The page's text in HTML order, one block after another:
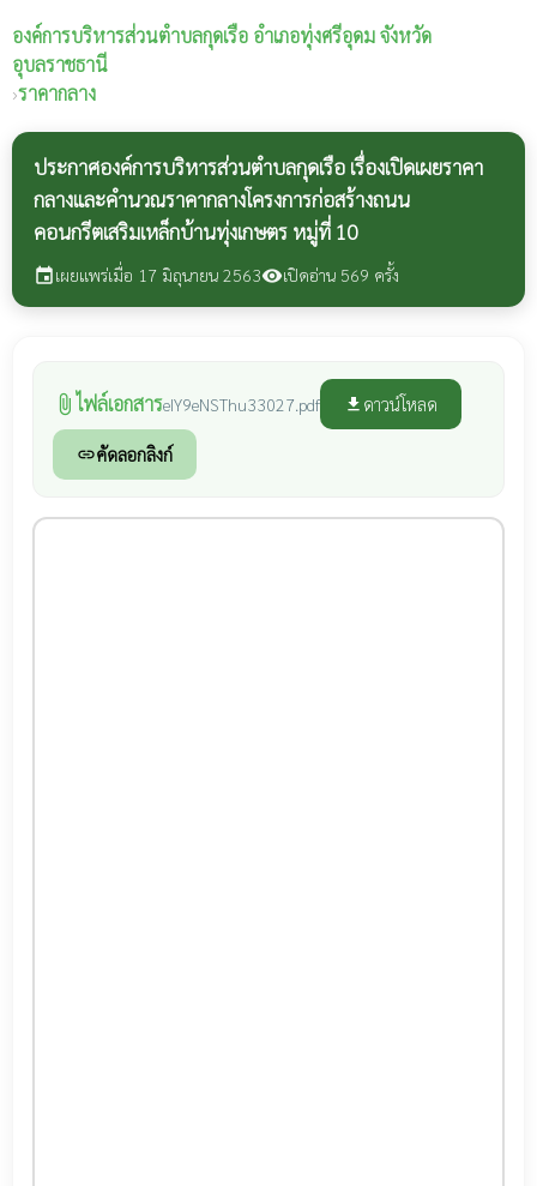
องค์การบริหารส่วนตำบลกุดเรือ อำเภอทุ่งศรีอุดม จังหวัด
อุบลราชธานี
›ราคากลาง
ประกาศองค์การบริหารส่วนตำบลกุดเรือ เรื่องเปิดเผยราคา
กลางและคำนวณราคากลางโครงการก่อสร้างถนน
คอนกรีตเสริมเหล็กบ้านทุ่งเกษตร หมู่ที่ 10
eventเผยแพร่เมื่อ 17 มิถุนายน 2563visibilityเปิดอ่าน 569 ครั้ง
attach_file ไฟล์เอกสารeIY9eNSThu33027.pdf file_download ดาวน์โหลด
linkคัดลอกลิงก์